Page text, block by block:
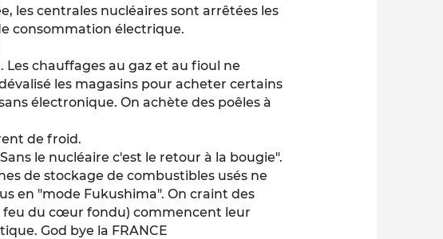
les centrales nucléaires sont arrêtées les
consommation électrique.
chauffages au gaz et au fioul ne
les magasins pour acheter certains
électronique. On achète des poêles à
de froid.
le nucléaire c'est le retour à la bougie".
de stockage de combustibles usés ne
en "mode Fukushima". On craint des
feu du cœur fondu) commencent leur
God bye la FRANCE